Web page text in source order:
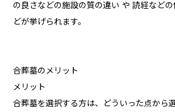
の良さなどの施設の質の違い や 読経など
どが挙げられます。
合葬墓のメリット
メリット
合葬墓を選択する方は、どういった点から